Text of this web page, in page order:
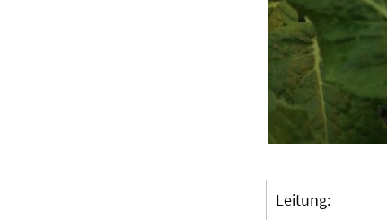
Leitung: